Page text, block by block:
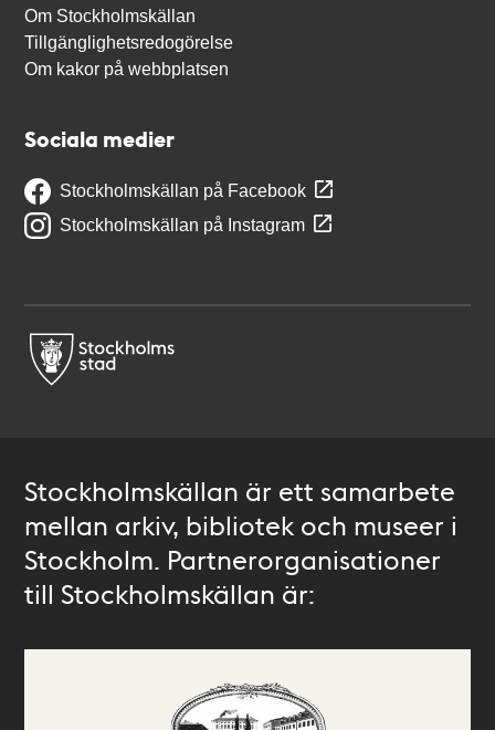
Om Stockholmskällan
Tillgänglighetsredogörelse
Om kakor på webbplatsen
Sociala medier
Stockholmskällan på Facebook
Stockholmskällan på Instagram
Stockholmskällan är ett samarbete
mellan arkiv, bibliotek och museer i
Stockholm. Partnerorganisationer
till Stockholmskällan är: